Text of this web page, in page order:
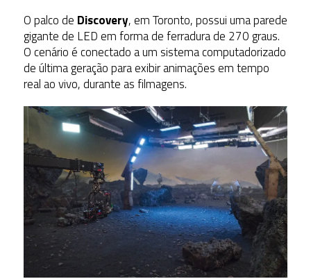
O palco de Discovery, em Toronto, possui uma parede
gigante de LED em forma de ferradura de 270 graus.
O cenário é conectado a um sistema computadorizado
de última geração para exibir animações em tempo
real ao vivo, durante as filmagens.